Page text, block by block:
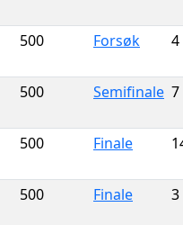
500 Forsøk 4
500 Semifinale 7
500 Finale
500 Finale 3